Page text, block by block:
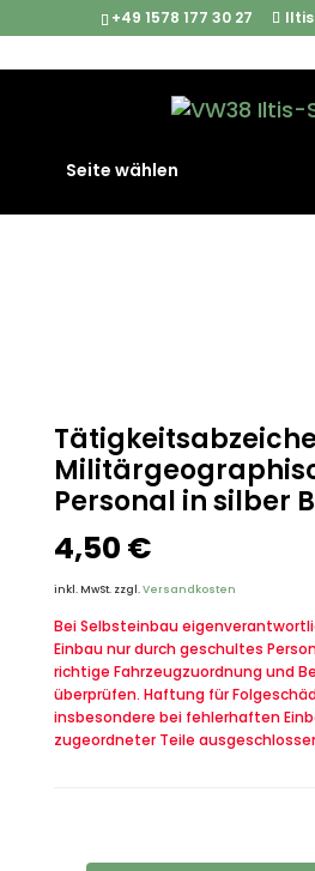
+49 1578 177 30 27
Seite wählen
Militärgeographisches Personal in
Personal in silber
4,50 €
inkl. MwSt. zzgl.Versandkosten
Bei Selbsteinbau
Einbau nur durch geschultes
richtige Fahrzeugzuordnung und
überprüfen. Haftung für
insbesondere bei fehlerhaften
zugeordneter Teile